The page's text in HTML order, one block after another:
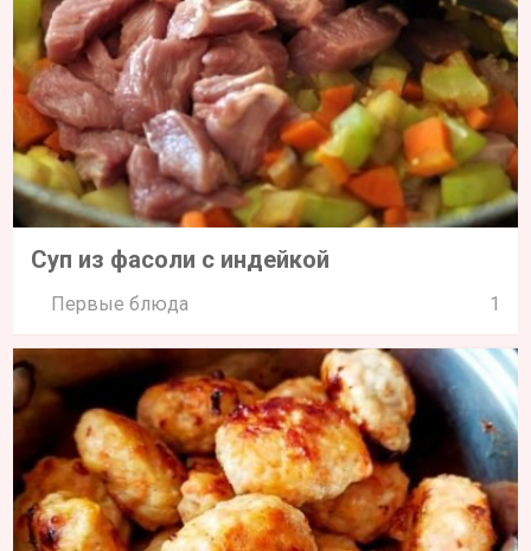
Суп из фасоли с индейкой
Первые блюда 1